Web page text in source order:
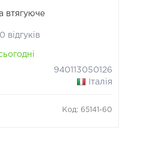
втягуюче
0 відгуків
940113050126
Італія
Код: 65141-60